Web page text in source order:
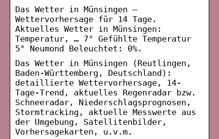
Das Wetter in Münsingen –
Wettervorhersage für 14 Tage.
Aktuelles Wetter in Münsingen:
Temperatur, … 7° Gefühlte Temperatur
5° Neumond Beleuchtet: 0%.
Das Wetter in Münsingen (Reutlingen,
Baden-Württemberg, Deutschland):
detaillierte Wettervorhersage, 14-
Tage-Trend, aktuelles Regenradar bzw.
Schneeradar, Niederschlagsprognosen,
Stormtracking, aktuelle Messwerte aus
der Umgebung, Satellitenbilder,
Vorhersagekarten, u.v.m.